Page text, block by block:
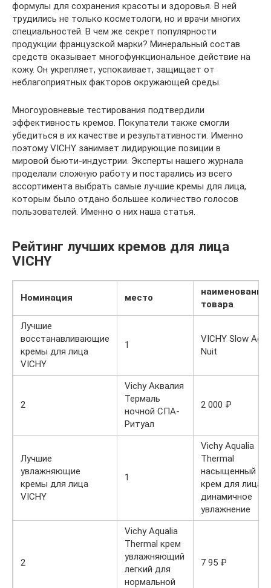
формулы для сохранения красоты и здоровья. В ней
трудились не только косметологи, но и врачи многих
специальностей. В чем же секрет популярности
продукции французской марки? Минеральный состав
средств оказывает многофункциональное действие на
кожу. Он укрепляет, успокаивает, защищает от
неблагоприятных факторов окружающей среды.
Многоуровневые тестирования подтвердили
эффективность кремов. Покупатели также смогли
убедиться в их качестве и результативности. Именно
поэтому VICHY занимает лидирующие позиции в
мировой бьюти-индустрии. Эксперты нашего журнала
проделали сложную работу и постарались из всего
ассортимента выбрать самые лучшие кремы для лица,
которым было отдано большее количество голосов
пользователей. Именно о них наша статья.
Рейтинг лучших кремов для лица
VICHY
Номинация место
наименование
товара
Лучшие
восстанавливающие
кремы для лица
VICHY
1
VICHY Slow Age
Nuit
2
Vichy Аквалия
Термаль
ночной СПА-
Ритуал
2 000 ₽
Лучшие
увлажняющие
кремы для лица
VICHY
1
Vichy Aqualia
Thermal
насыщенный
крем для лица
динамичное
увлажнение
2
Vichy Aqualia
Thermal крем
увлажняющий
легкий для
нормальной
7 95 ₽